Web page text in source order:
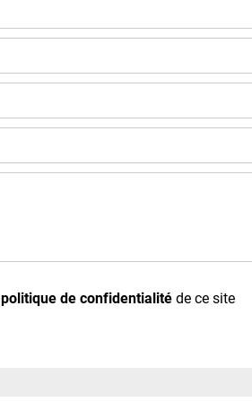
politique de confidentialitéde ce site